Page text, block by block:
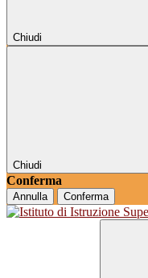
Chiudi
Chiudi
Conferma
Annulla Conferma